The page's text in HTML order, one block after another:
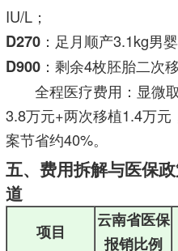
IU/L；
D270 ：足月顺产3.1kg男婴
D900 ：剩余4枚胚胎二次
全程医疗费用：显微
3.8万元+两次移植1.4万
案节省约40%。
五、费用拆解与医保
道
项目
云南省医保
报销比例